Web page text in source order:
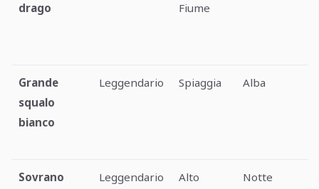
drago
Fiume
Grande
squalo
bianco
Leggendario Spiaggia Alba
Sovrano
Leggendario
Alto
Notte